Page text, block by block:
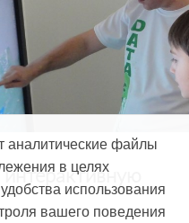
аналитические файлы
в целях
использования
вашего поведения